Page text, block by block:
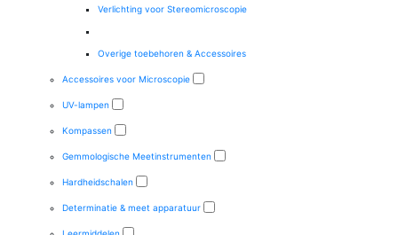
Verlichting voor Stereomicroscopie
Overige toebehoren & Accessoires
Accessoires voor Microscopie
UV-lampen
Kompassen
Gemmologische Meetinstrumenten
Hardheidschalen
Determinatie & meet apparatuur